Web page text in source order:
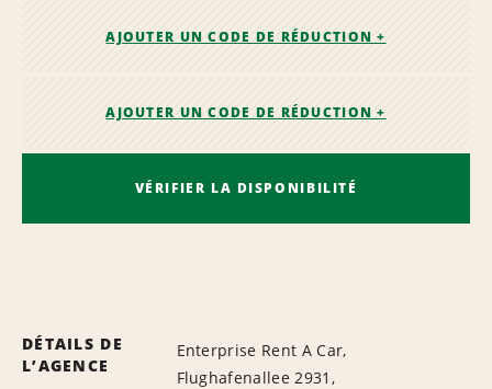
AJOUTER UN CODE DE RÉDUCTION +
AJOUTER UN CODE DE RÉDUCTION +
VÉRIFIER LA DISPONIBILITÉ
DÉTAILS DE
L’AGENCE
Enterprise Rent A Car,
Flughafenallee 2931,